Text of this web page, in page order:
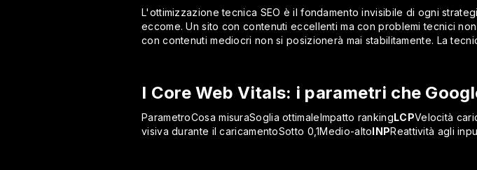
L'ottimizzazione tecnica SEO è il fondamento invisibile di ogni
eccome. Un sito con contenuti eccellenti ma con problemi tecnici
con contenuti mediocri non si posizionerà mai stabilitamente. La
I Core Web Vitals: i parametri che
ParametroCosa misuraSoglia ottimaleImpatto rankingLCPVelocità
visiva durante il caricamentoSotto 0,1Medio-altoINPReattività agli